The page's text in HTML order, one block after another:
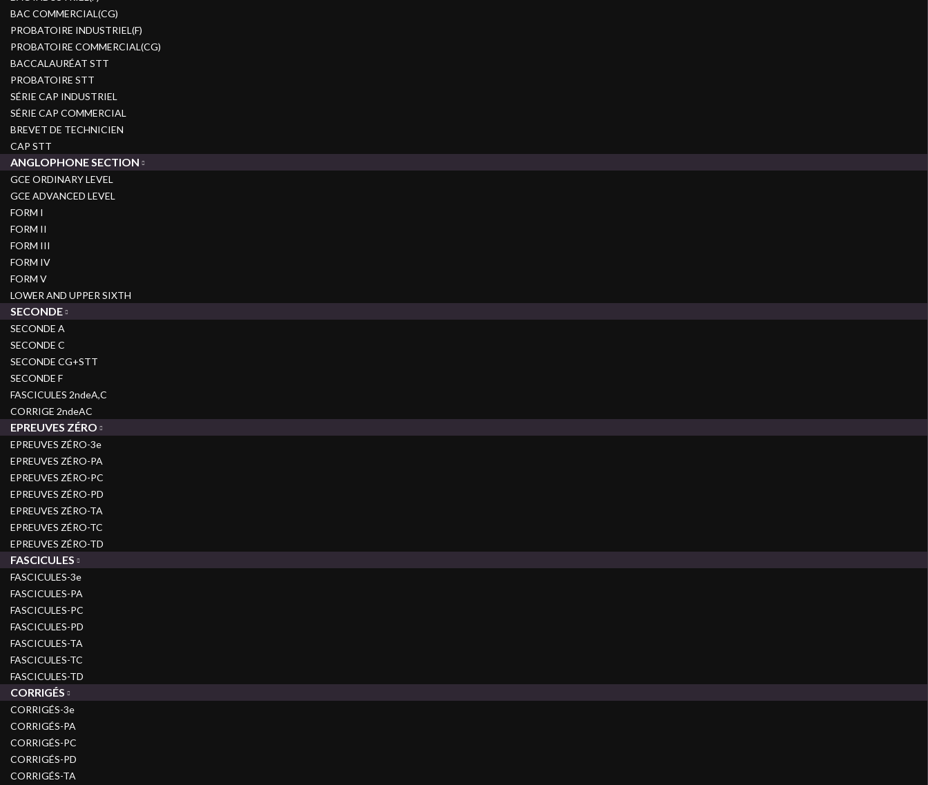
BAC COMMERCIAL(CG)
PROBATOIRE INDUSTRIEL(F)
PROBATOIRE COMMERCIAL(CG)
BACCALAURÉAT STT
PROBATOIRE STT
SÉRIE CAP INDUSTRIEL
SÉRIE CAP COMMERCIAL
BREVET DE TECHNICIEN
CAP STT
ANGLOPHONE SECTION
GCE ORDINARY LEVEL
GCE ADVANCED LEVEL
FORM I
FORM II
FORM III
FORM IV
FORM V
LOWER AND UPPER SIXTH
SECONDE
SECONDE A
SECONDE C
SECONDE CG+STT
SECONDE F
FASCICULES 2ndeA,C
CORRIGE 2ndeAC
EPREUVES ZÉRO
EPREUVES ZÉRO-3e
EPREUVES ZÉRO-PA
EPREUVES ZÉRO-PC
EPREUVES ZÉRO-PD
EPREUVES ZÉRO-TA
EPREUVES ZÉRO-TC
EPREUVES ZÉRO-TD
FASCICULES
FASCICULES-3e
FASCICULES-PA
FASCICULES-PC
FASCICULES-PD
FASCICULES-TA
FASCICULES-TC
FASCICULES-TD
CORRIGÉS
CORRIGÉS-3e
CORRIGÉS-PA
CORRIGÉS-PC
CORRIGÉS-PD
CORRIGÉS-TA